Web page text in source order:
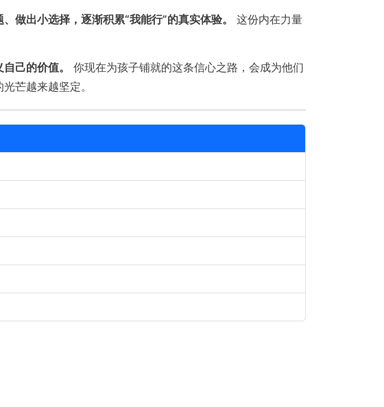
做出小选择，逐渐积累“我能行”的真实体验。
这份内在力量
己的价值。
你现在为孩子铺就的这条信心之路，会成为他们
芒越来越坚定。